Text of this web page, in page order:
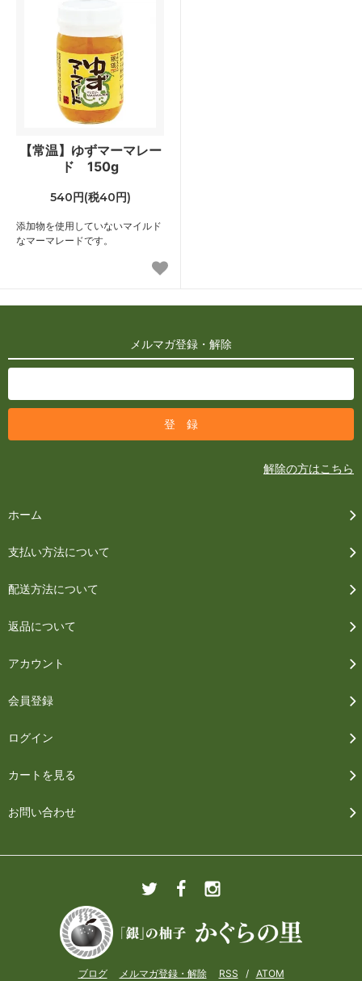
【常温】ゆずマーマレー
ド 150g
540円(税40円)
添加物を使用していないマイルド
なマーマレードです。
メルマガ登録・解除
解除の方はこちら
ホーム
支払い方法について
配送方法について
返品について
アカウント
会員登録
ログイン
カートを見る
お問い合わせ
ブログ メルマガ登録・解除 RSS / ATOM